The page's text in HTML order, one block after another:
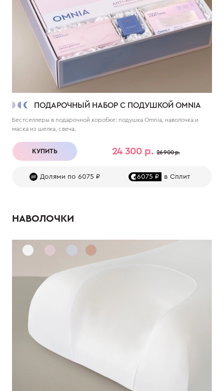
ПОДАРОЧНЫЙ НАБОР С ПОДУШКОЙ OMNIA
Бестселлеры в подарочной коробке: подушка Omnia, наволочка и
маска из шелка, свеча.
КУПИТЬ 26 900 р.
24 300 р.
Долями по 6075 ₽ 6075 ₽ в Сплит
НАВОЛОЧКИ